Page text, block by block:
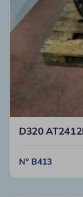
D320
N° B413